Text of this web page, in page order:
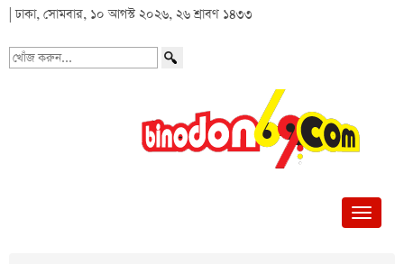
| ঢাকা, সোমবার, ১০ আগস্ট ২০২৬, ২৬ শ্রাবণ ১৪৩৩
খোঁজ